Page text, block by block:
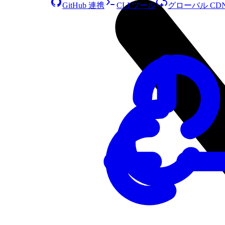
GitHub 連携 CLI ツール グローバル